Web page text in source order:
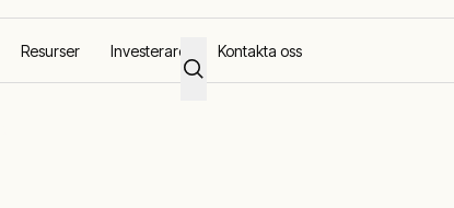
Resurser Investerare Kontakta oss